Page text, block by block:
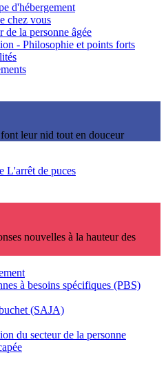
d'hébergement
chez vous
de la personne âgée
- Philosophie et points forts
leur nid tout en douceur
L'arrêt de puces
nouvelles à la hauteur des
à besoins spécifiques (PBS)
(SAJA)
du secteur de la personne